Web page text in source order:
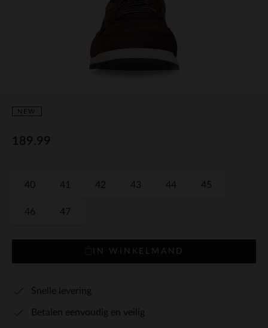
NEW
189.99
40 41 42 43 44 45
46 47
IN WINKELMAND
Snelle levering
Betalen eenvoudig en veilig